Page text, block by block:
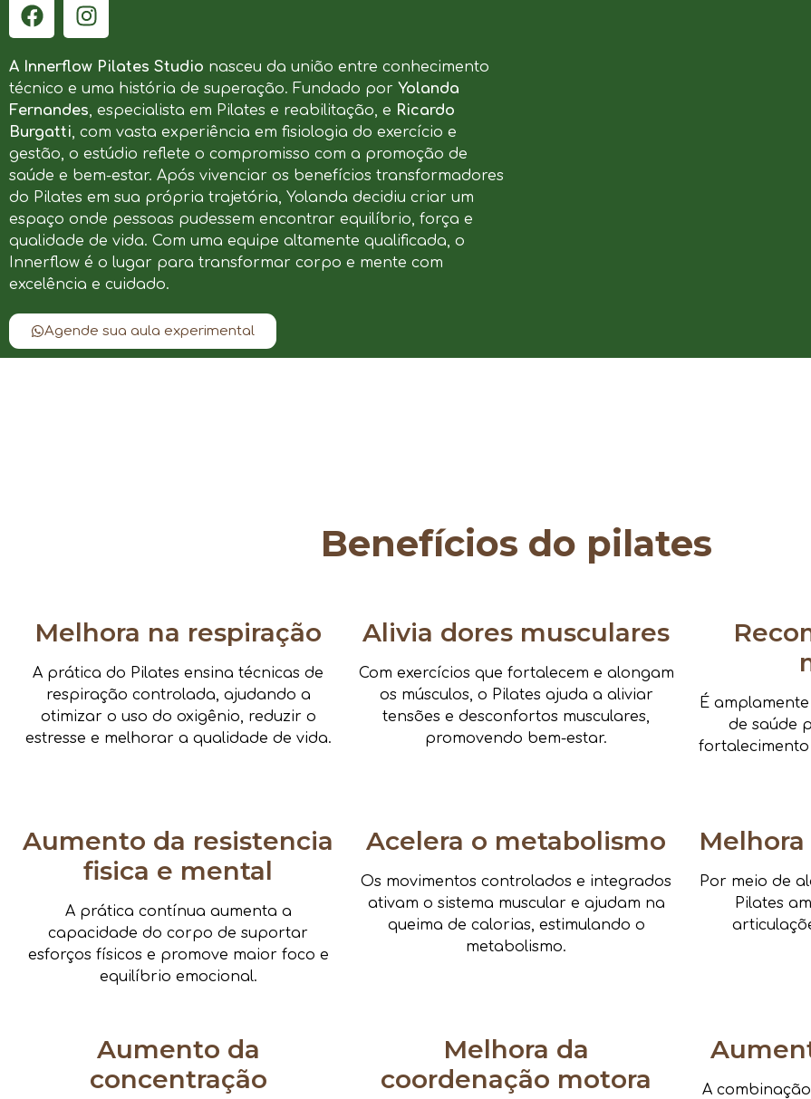
A Innerflow Pilates Studio nasceu da união entre conhecimento
técnico e uma história de superação. Fundado por Yolanda
Fernandes, especialista em Pilates e reabilitação, e Ricardo
Burgatti, com vasta experiência em fisiologia do exercício e
gestão, o estúdio reflete o compromisso com a promoção de
saúde e bem-estar. Após vivenciar os benefícios transformadores
do Pilates em sua própria trajetória, Yolanda decidiu criar um
espaço onde pessoas pudessem encontrar equilíbrio, força e
qualidade de vida. Com uma equipe altamente qualificada, o
Innerflow é o lugar para transformar corpo e mente com
excelência e cuidado.
Agende sua aula experimental
Benefícios do pilates
Melhora na respiração
A prática do Pilates ensina técnicas de
respiração controlada, ajudando a
otimizar o uso do oxigênio, reduzir o
estresse e melhorar a qualidade de vida.
Alivia dores musculares
Com exercícios que fortalecem e alongam
os músculos, o Pilates ajuda a aliviar
tensões e desconfortos musculares,
promovendo bem-estar.
É
de saúde
Aumento da resistencia
fisica e mental
A prática contínua aumenta a
capacidade do corpo de suportar
esforços físicos e promove maior foco e
equilíbrio emocional.
Acelera o metabolismo
Os movimentos controlados e integrados
ativam o sistema muscular e ajudam na
queima de calorias, estimulando o
metabolismo.
Por meio de
Pilates
Aumento da
concentração
Melhora da
coordenação motora
A